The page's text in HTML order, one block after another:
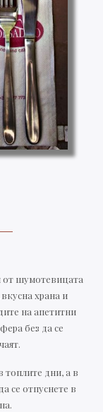
от шумотевицата
храна и
на апетитни
без да се
топлите дни, а в
се отпуснете в